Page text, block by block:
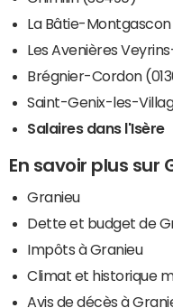
La Bâtie-Montgascon
Les Avenières
Brégnier-Cordon
Saint-Genix-les-
Salaires dans l'Isère
En savoir plus sur
Granieu
Dette et budget de
Impôts à Granieu
Climat et historique
Avis de décès à